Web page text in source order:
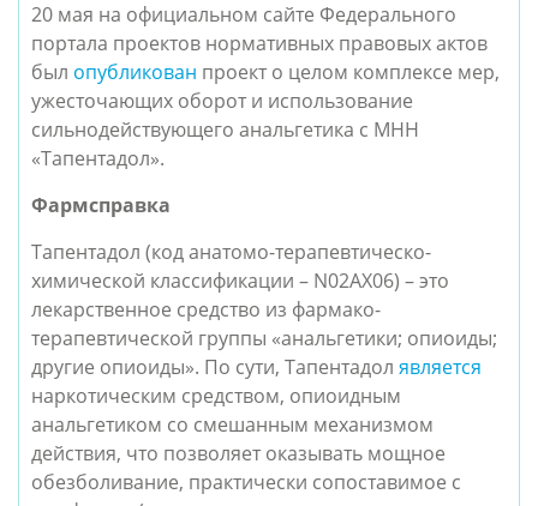
20 мая на официальном сайте Федерального
портала проектов нормативных правовых актов
был опубликован проект о целом комплексе мер,
ужесточающих оборот и использование
сильнодействующего анальгетика с МНН
«Тапентадол».
Фармсправка
Тапентадол (код анатомо-терапевтическо-
химической классификации – N02АХ06) – это
лекарственное средство из фармако-
терапевтической группы «анальгетики; опиоиды;
другие опиоиды». По сути, Тапентадол является
наркотическим средством, опиоидным
анальгетиком со смешанным механизмом
действия, что позволяет оказывать мощное
обезболивание, практически сопоставимое с